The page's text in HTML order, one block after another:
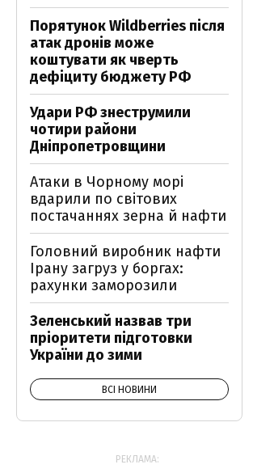
Порятунок Wildberries після
атак дронів може
коштувати як чверть
дефіциту бюджету РФ
Удари РФ знеструмили
чотири райони
Дніпропетровщини
Атаки в Чорному морі
вдарили по світових
постачаннях зерна й нафти
Головний виробник нафти
Ірану загруз у боргах:
рахунки заморозили
Зеленський назвав три
пріоритети підготовки
України до зими
ВСІ НОВИНИ
РЕКЛАМА: